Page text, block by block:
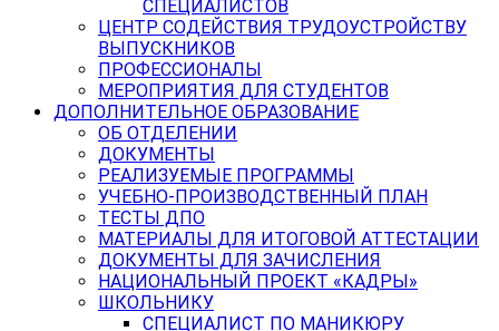
СПЕЦИАЛИСТОВ
ЦЕНТР СОДЕЙСТВИЯ ТРУДОУСТРОЙСТВУ
ВЫПУСКНИКОВ
ПРОФЕССИОНАЛЫ
МЕРОПРИЯТИЯ ДЛЯ СТУДЕНТОВ
ДОПОЛНИТЕЛЬНОЕ ОБРАЗОВАНИЕ
ОБ ОТДЕЛЕНИИ
ДОКУМЕНТЫ
РЕАЛИЗУЕМЫЕ ПРОГРАММЫ
УЧЕБНО-ПРОИЗВОДСТВЕННЫЙ ПЛАН
ТЕСТЫ ДПО
МАТЕРИАЛЫ ДЛЯ ИТОГОВОЙ АТТЕСТАЦИИ
ДОКУМЕНТЫ ДЛЯ ЗАЧИСЛЕНИЯ
НАЦИОНАЛЬНЫЙ ПРОЕКТ «КАДРЫ»
ШКОЛЬНИКУ
СПЕЦИАЛИСТ ПО МАНИКЮРУ